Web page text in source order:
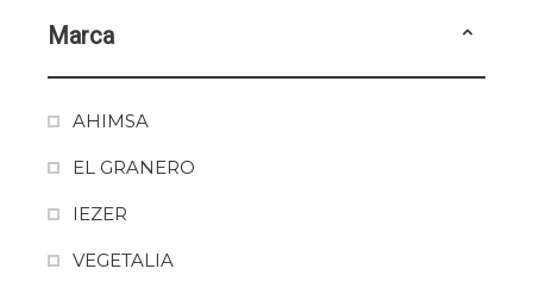
Marca
AHIMSA
EL GRANERO
IEZER
VEGETALIA